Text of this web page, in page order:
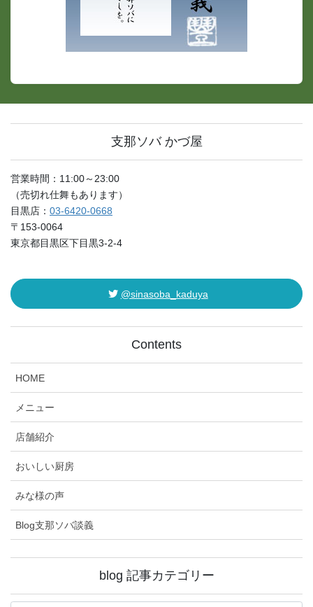
支那ソバ かづ屋
営業時間：11:00～23:00
（売切れ仕舞もあります）
目黒店： 03-6420-0668
〒153-0064
東京都目黒区下目黒3-2-4
@sinasoba_kaduya
Contents
HOME
メニュー
店舗紹介
おいしい厨房
みな様の声
Blog支那ソバ談義
blog 記事カテゴリー